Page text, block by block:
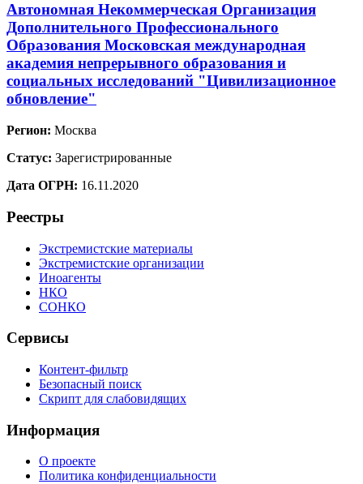
Автономная Некоммерческая Организация
Дополнительного Профессионального
Образования Московская международная
академия непрерывного образования и
социальных исследований "Цивилизационное
обновление"
Регион: Москва
Статус: Зарегистрированные
Дата ОГРН: 16.11.2020
Реестры
Экстремистские материалы
Экстремистские организации
Иноагенты
НКО
СОНКО
Сервисы
Контент-фильтр
Безопасный поиск
Скрипт для слабовидящих
Информация
О проекте
Политика конфиденциальности